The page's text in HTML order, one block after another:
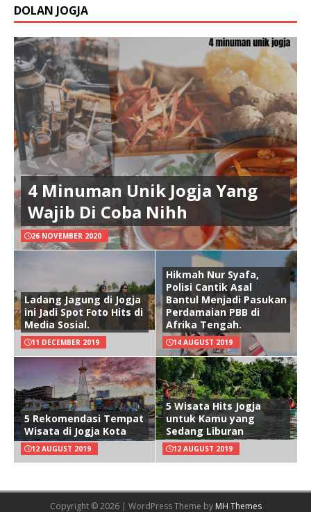
DOLAN JOGJA
4 Minuman Unik Jogja Yang
Wajib Di Coba Nihh
26 NOVEMBER 2020
Ladang Jagung di Jogja
ini Jadi Spot Foto Hits di
Media Sosial.
11 DECEMBER 2019
Hikmah Nur Syafa,
Polisi Cantik Asal
Bantul Menjadi Pasukan
Perdamaian PBB di
Afrika Tengah.
14 AUGUST 2019
5 Rekomendasi Tempat
Wisata di Jogja Kota
12 AUGUST 2019
5 Wisata Hits Jogja
untuk Kamu yang
Sedang Liburan
12 AUGUST 2019
Copyright © 2026 | WordPress Theme by MH Themes